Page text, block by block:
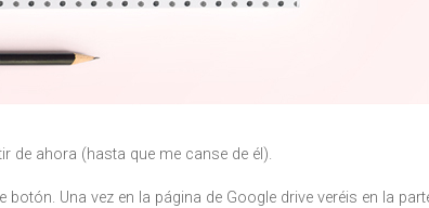
de ahora (hasta que me canse de él).
Una vez en la página de Google drive veréis en la